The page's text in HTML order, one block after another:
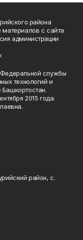
района
материалов с сайта
администрации
Федеральной службы
технологий и
2015 года.
район, с.